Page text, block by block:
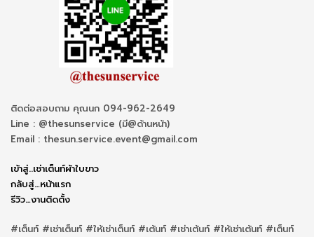
ติดต่อสอบถาม คุณนก 094-962-2649
Line : @thesunservice (มี@ด้านหน้า)
Email : thesun.service.event@gmail.com
เข้าสู่..เช่าเต็นท์ผ้าใบขาว
กลับสู่…หน้าแรก
รีวิว…งานติดตั้ง
#เต็นท์ #เช่าเต็นท์ #ให้เช่าเต็นท์ #เต้นท์ #เช่าเต้นท์ #ให้เช่าเต้นท์ #เต็นท์